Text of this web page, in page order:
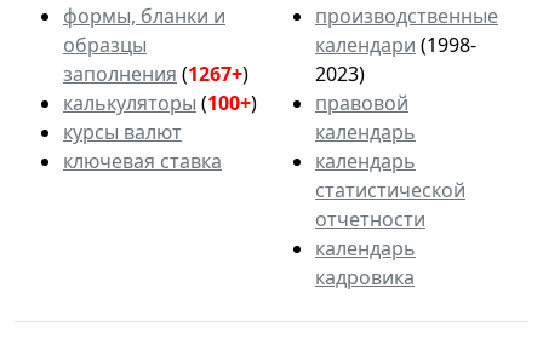
формы, бланки и
образцы
заполнения (1267+)
калькуляторы (100+)
курсы валют
ключевая ставка
производственные
календари (1998-
2023)
правовой
календарь
календарь
статистической
отчетности
календарь
кадровика